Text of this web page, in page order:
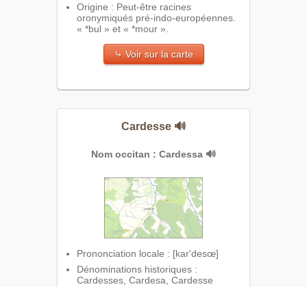
Origine : Peut-être racines
oronymiqués pré-indo-européennes.
« *bul » et « *mour ».
⤷ Voir sur la carte
Cardesse 🔊
Nom occitan : Cardessa 🔊
Prononciation locale : [kar'desœ]
Dénominations historiques :
Cardesses, Cardesa, Cardesse